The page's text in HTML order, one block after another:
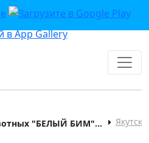
Фонд защиты животных "БЕЛЫЙ БИМ" г. Якутск Якутск